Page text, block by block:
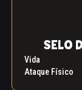
SELO
Vida
Ataque Físico